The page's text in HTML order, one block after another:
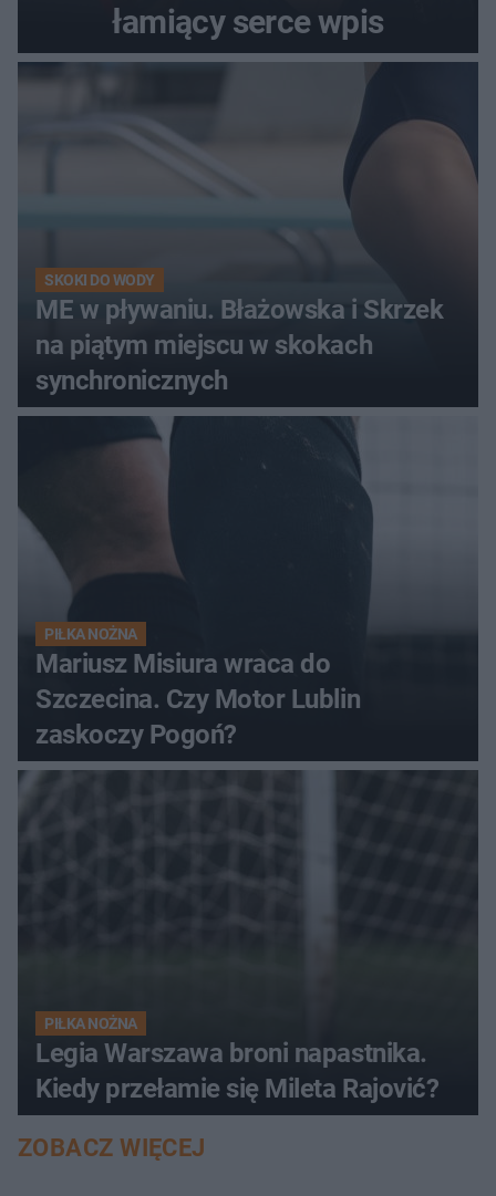
łamiący serce wpis
SKOKI DO WODY
ME w pływaniu. Błażowska i Skrzek
na piątym miejscu w skokach
synchronicznych
PIŁKA NOŻNA
Mariusz Misiura wraca do
Szczecina. Czy Motor Lublin
zaskoczy Pogoń?
PIŁKA NOŻNA
Legia Warszawa broni napastnika.
Kiedy przełamie się Mileta Rajović?
ZOBACZ WIĘCEJ